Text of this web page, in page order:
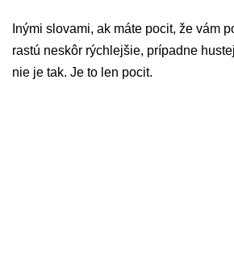
Inými slovami, ak máte pocit, že vám
rastú neskôr rýchlejšie, prípadne
nie je tak. Je to len pocit.